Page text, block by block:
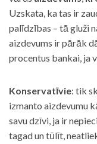
Uzskata, ka tas ir
palīdzības – tā gluži
aizdevums ir pārāk
procentus bankai, ja
Konservatīvie: tik
izmanto aizdevumu
savu dzīvi, ja ir
tagad un tūlīt,